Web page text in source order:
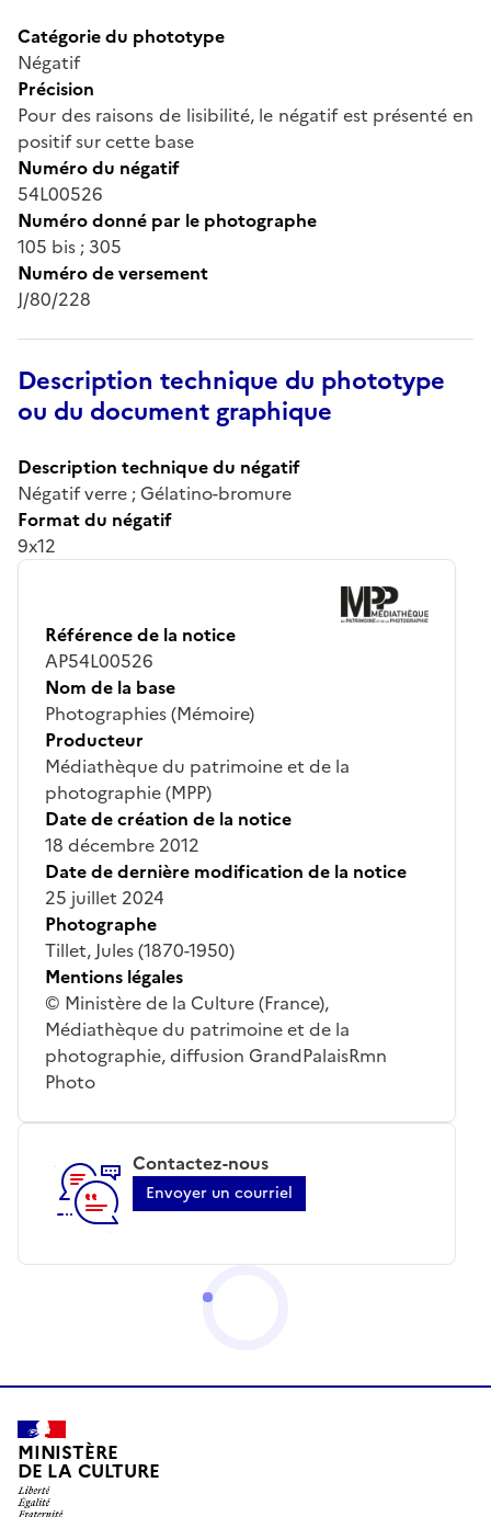
Catégorie du phototype
Négatif
Précision
Pour des raisons de lisibilité, le négatif est présenté en
positif sur cette base
Numéro du négatif
54L00526
Numéro donné par le photographe
105 bis ; 305
Numéro de versement
J/80/228
Description technique du phototype
ou du document graphique
Description technique du négatif
Négatif verre ; Gélatino-bromure
Format du négatif
9x12
Référence de la notice
AP54L00526
Nom de la base
Photographies (Mémoire)
Producteur
Médiathèque du patrimoine et de la
photographie (MPP)
Date de création de la notice
18 décembre 2012
Date de dernière modification de la notice
25 juillet 2024
Photographe
Tillet, Jules (1870-1950)
Mentions légales
© Ministère de la Culture (France),
Médiathèque du patrimoine et de la
photographie, diffusion GrandPalaisRmn
Photo
Contactez-nous
Envoyer un courriel
MINISTÈRE
DE LA CULTURE